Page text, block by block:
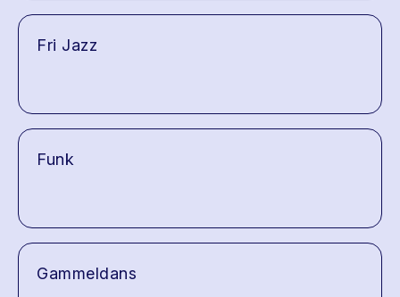
Fri Jazz
Funk
Gammeldans